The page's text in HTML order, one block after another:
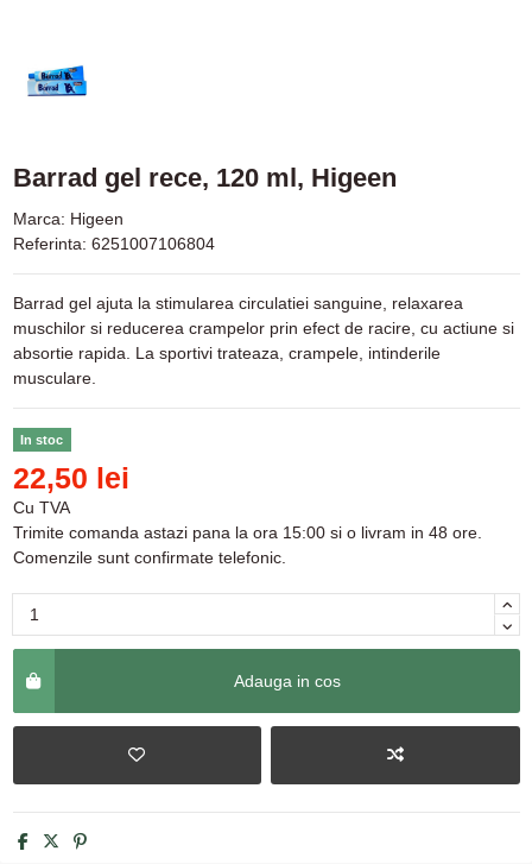
Barrad gel rece, 120 ml, Higeen
Marca: Higeen
Referinta: 6251007106804
Barrad gel ajuta la stimularea circulatiei sanguine, relaxarea
muschilor si reducerea crampelor prin efect de racire, cu actiune si
absortie rapida. La sportivi trateaza, crampele, intinderile
musculare.
In stoc
22,50 lei
Cu TVA
Trimite comanda astazi pana la ora 15:00 si o livram in 48 ore.
Comenzile sunt confirmate telefonic.
Adauga in cos